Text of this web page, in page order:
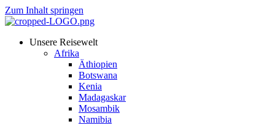
Zum Inhalt springen
Unsere Reisewelt
Afrika
Äthiopien
Botswana
Kenia
Madagaskar
Mosambik
Namibia